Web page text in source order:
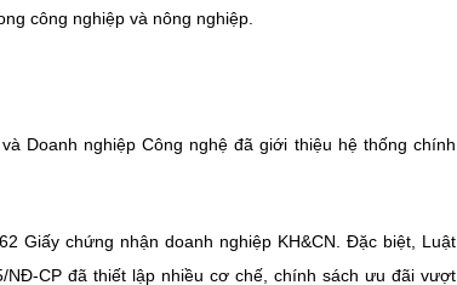
công nghiệp và nông nghiệp.
Doanh nghiệp Công nghệ đã giới thiệu hệ thống chính
Giấy chứng nhận doanh nghiệp KH&CN. Đặc biệt, Luật
CP đã thiết lập nhiều cơ chế, chính sách ưu đãi vượt